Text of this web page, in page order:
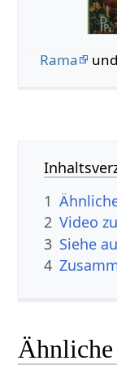
Rama
1
2 Video
3 Siehe
4